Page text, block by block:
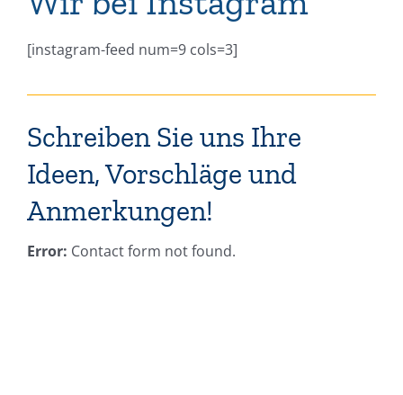
[instagram-feed num=9 cols=3]
Schreiben Sie uns Ihre
Ideen, Vorschläge und
Anmerkungen!
Error: Contact form not found.